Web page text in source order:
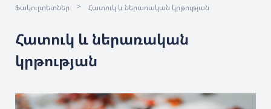
Ֆակուլտետներ > Հատուկ և ներառական կրթության
Հատուկ և ներառական
կրթության